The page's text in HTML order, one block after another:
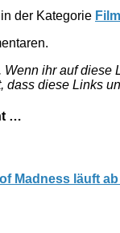
der Kategorie
ihr auf
diese Links
…
Madness läuft